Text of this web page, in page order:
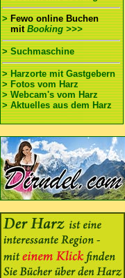
>Fewo online Buchen
mit Booking >>>
> Suchmaschine
> Harzorte mit Gastgebern
> Fotos vom Harz
> Webcam's vom Harz
> Aktuelles aus dem Harz